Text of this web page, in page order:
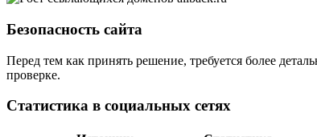
Безопасность сайта
Перед тем как принять решение, требуется более
проверке.
Статистика в социальных сетях